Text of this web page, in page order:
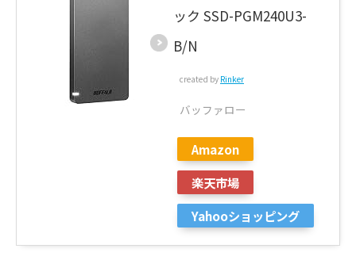
ック SSD-PGM240U3-
B/N
created by Rinker
バッファロー
Amazon
楽天市場
Yahooショッピング